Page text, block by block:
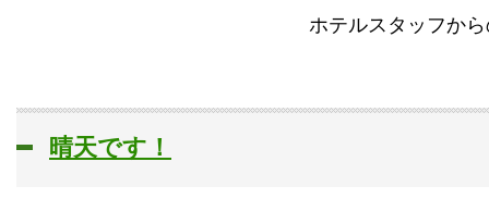
ホテルスタッフか
晴天です！